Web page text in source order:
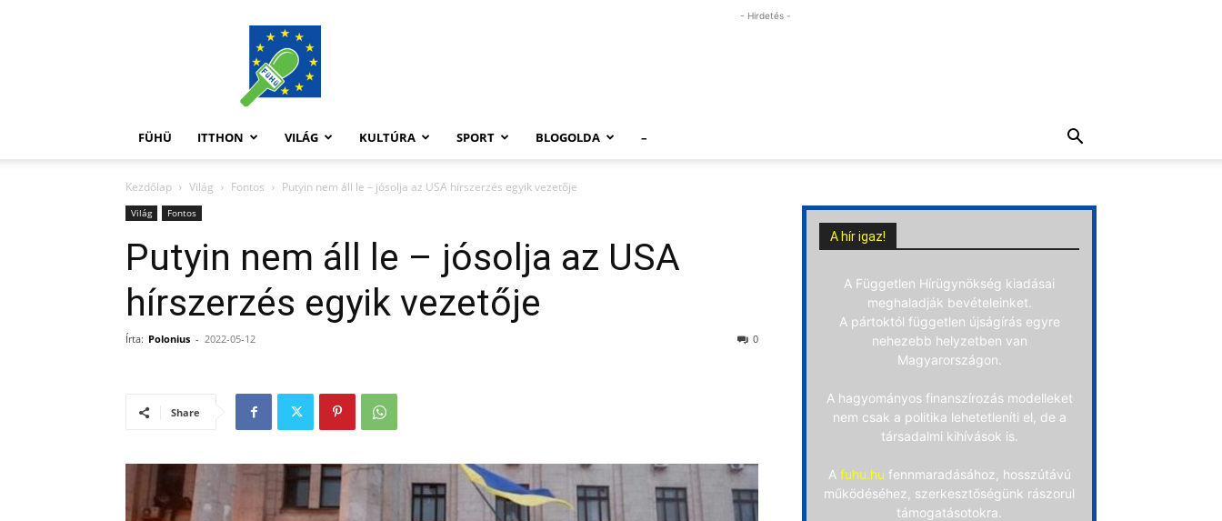
FüHü
- Hirdetés -
FÜHÜ ITTHON VILÁG KULTÚRA SPORT BLOGOLDA –
Kezdőlap Világ Fontos Putyin nem áll le – jósolja az USA hírszerzés egyik vezetője
Világ Fontos
Putyin nem áll le – jósolja az USA
hírszerzés egyik vezetője
Írta: Polonius - 2022-05-12 0
Share
A hír igaz!
A Független Hírügynökség kiadásai
meghaladják bevételeinket.
A pártoktól független újságírás egyre
nehezebb helyzetben van
Magyarországon.
A hagyományos finanszírozás modelleket
nem csak a politika lehetetleníti el, de a
társadalmi kihívások is.
A fuhu.hu fennmaradásához, hosszútávú
működéséhez, szerkesztőségünk rászorul
támogatásotokra.